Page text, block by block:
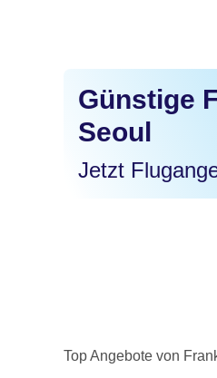
Günstige
Seoul
Jetzt
Top Angebote von